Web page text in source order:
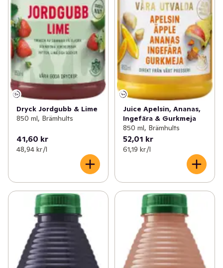
Dryck Jordgubb & Lime
850 ml, Brämhults
41,60 kr
48,94 kr /l
Juice Apelsin, Ananas,
Ingefära & Gurkmeja
850 ml, Brämhults
52,01 kr
61,19 kr /l